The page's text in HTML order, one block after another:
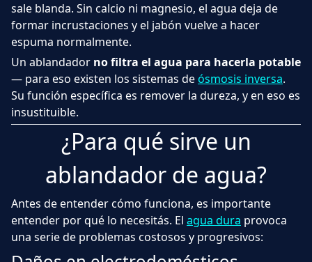
sale blanda. Sin calcio ni magnesio, el agua deja de
formar incrustaciones y el jabón vuelve a hacer
espuma normalmente.
Un ablandador no filtra el agua para hacerla potable
— para eso existen los sistemas de ósmosis inversa.
Su función específica es remover la dureza, y en eso es
insustituible.
¿Para qué sirve un
ablandador de agua?
Antes de entender cómo funciona, es importante
entender por qué lo necesitás. El agua dura provoca
una serie de problemas costosos y progresivos: